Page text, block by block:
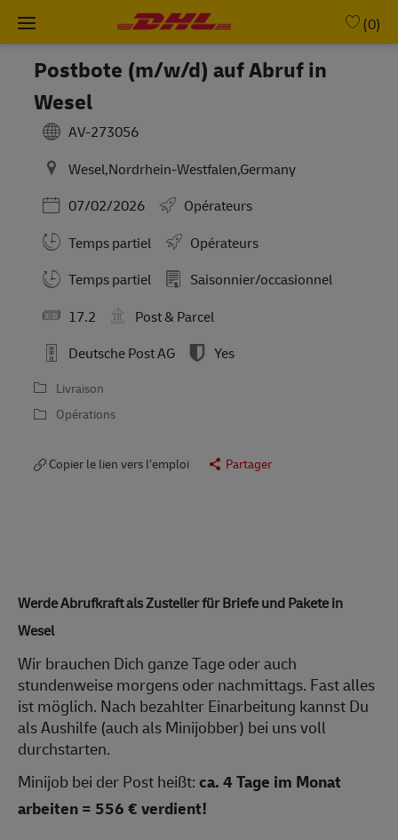
(0)
Postbote (m/w/d) auf Abruf in
Wesel
AV-273056
Wesel,Nordrhein-Westfalen,Germany
Posted Date
07/02/2026
Opérateurs
Temps partiel
Opérateurs
Working Hours
Temps partiel
Saisonnier/occasionnel
17.2
Post & Parcel
Deutsche Post AG
Yes
Livraison
Opérations
Copier le lien vers l’emploi Partager
Werde Abrufkraft als Zusteller für Briefe und Pakete in
Wesel
Wir brauchen Dich ganze Tage oder auch
stundenweise morgens oder nachmittags. Fast alles
ist möglich. Nach bezahlter Einarbeitung kannst Du
als Aushilfe (auch als Minijobber) bei uns voll
durchstarten.
Minijob bei der Post heißt:ca.4 Tage im Monat
arbeiten = 556 € verdient!